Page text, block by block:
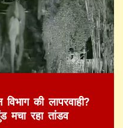
की लापरवाही?
मचा रहा तांडव